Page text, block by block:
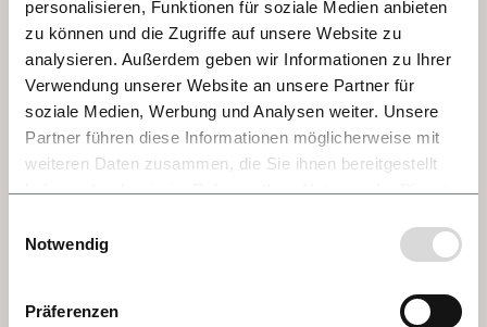
personalisieren, Funktionen für soziale Medien anbieten
zu können und die Zugriffe auf unsere Website zu
analysieren. Außerdem geben wir Informationen zu Ihrer
Verwendung unserer Website an unsere Partner für
soziale Medien, Werbung und Analysen weiter. Unsere
Partner führen diese Informationen möglicherweise mit
weiteren Daten zusammen, die Sie ihnen bereitgestellt
haben oder die sie im Rahmen Ihrer Nutzung der Dienste
Notwendig
Präferenzen
Mitglied der Hanse. Trotz Kriegen wie dem
Dreißigjährigen Krieg erholte sich Karlstadt,
gestützt auf Weinbau und neue Industrien.
Heute ist es eine lebendige Stadt, stolz auf
ihr kulturelles Erbe und ihre Gemeinschaft.